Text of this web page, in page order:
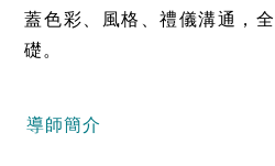
蓋色彩、風格、禮儀溝通，
礎。
導師簡介